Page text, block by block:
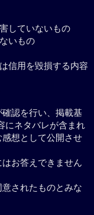
していないもの
いもの
信用を毀損する内容
認を行い、掲載基
にネタバレが含まれ
想として公開させ
お答えできません
されたものとみな